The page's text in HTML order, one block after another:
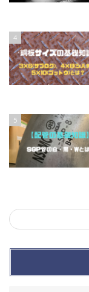
4
5